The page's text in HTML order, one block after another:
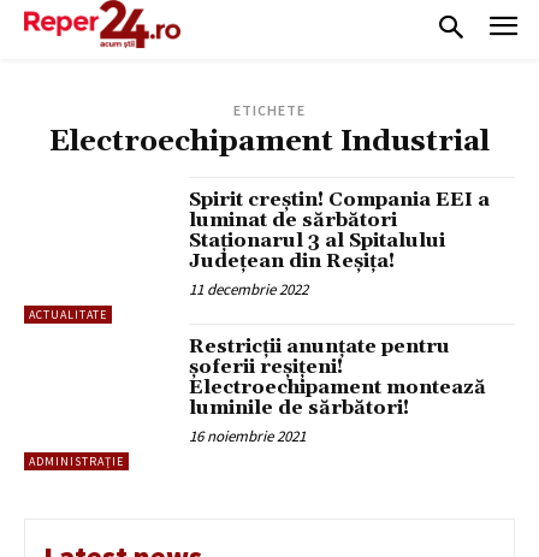
ETICHETE
Electroechipament Industrial
ACTUALITATE
Spirit creștin! Compania EEI a
luminat de sărbători
Staționarul 3 al Spitalului
Județean din Reșița!
11 decembrie 2022
ADMINISTRAȚIE
Restricții anunțate pentru
șoferii reșițeni!
Electroechipament montează
luminile de sărbători!
16 noiembrie 2021